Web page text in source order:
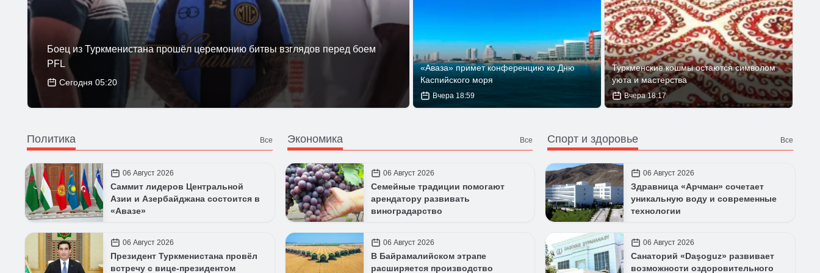
Боец из Туркменистана прошёл церемонию битвы взглядов перед боем
PFL
Сегодня 05:20
«Аваза» примет конференцию ко Дню
Каспийского моря
Вчера 18:59
Туркменские кошмы остаются символом
уюта и мастерства
Вчера 18:17
Политика Все
06 Август 2026
Саммит лидеров Центральной
Азии и Азербайджана состоится в
«Авазе»
06 Август 2026
Президент Туркменистана провёл
встречу с вице-президентом
Экономика Все
06 Август 2026
Семейные традиции помогают
арендатору развивать
виноградарство
06 Август 2026
В Байрамалийском этрапе
расширяется производство
Спорт и здоровье Все
06 Август 2026
Здравница «Арчман» сочетает
уникальную воду и современные
технологии
06 Август 2026
Санаторий «Daşoguz» развивает
возможности оздоровительного